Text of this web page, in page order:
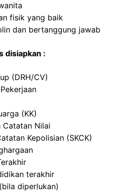
fisik yang baik
dan bertanggung jawab
disiapkan :
(DRH/CV)
(KK)
Catatan Nilai
Kepolisian (SKCK)
terakhir
diperlukan)